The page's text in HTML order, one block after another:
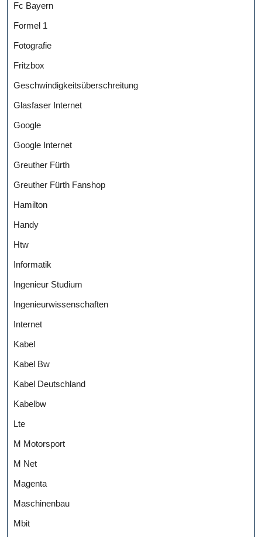
Fc Bayern
Formel 1
Fotografie
Fritzbox
Geschwindigkeitsüberschreitung
Glasfaser Internet
Google
Google Internet
Greuther Fürth
Greuther Fürth Fanshop
Hamilton
Handy
Htw
Informatik
Ingenieur Studium
Ingenieurwissenschaften
Internet
Kabel
Kabel Bw
Kabel Deutschland
Kabelbw
Lte
M Motorsport
M Net
Magenta
Maschinenbau
Mbit